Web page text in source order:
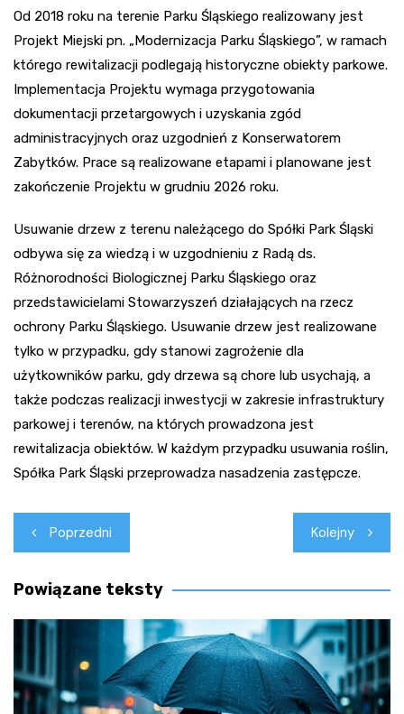
Od 2018 roku na terenie Parku Śląskiego realizowany jest
Projekt Miejski pn. „Modernizacja Parku Śląskiego”, w ramach
którego rewitalizacji podlegają historyczne obiekty parkowe.
Implementacja Projektu wymaga przygotowania
dokumentacji przetargowych i uzyskania zgód
administracyjnych oraz uzgodnień z Konserwatorem
Zabytków. Prace są realizowane etapami i planowane jest
zakończenie Projektu w grudniu 2026 roku.
Usuwanie drzew z terenu należącego do Spółki Park Śląski
odbywa się za wiedzą i w uzgodnieniu z Radą ds.
Różnorodności Biologicznej Parku Śląskiego oraz
przedstawicielami Stowarzyszeń działających na rzecz
ochrony Parku Śląskiego. Usuwanie drzew jest realizowane
tylko w przypadku, gdy stanowi zagrożenie dla
użytkowników parku, gdy drzewa są chore lub usychają, a
także podczas realizacji inwestycji w zakresie infrastruktury
parkowej i terenów, na których prowadzona jest
rewitalizacja obiektów. W każdym przypadku usuwania roślin,
Spółka Park Śląski przeprowadza nasadzenia zastępcze.
Nawigacja
wpisu
Poprzedni Kolejny
Powiązane teksty